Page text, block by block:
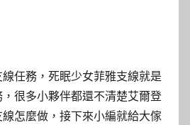
任務，死眠少女菲雅支線就是
很多小夥伴都還不清楚艾爾登
怎麼做，接下來小編就給大傢